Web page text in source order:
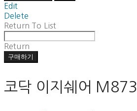
Edit
Delete
Return To List
Return
구매하기
코닥 이지쉐어 M873